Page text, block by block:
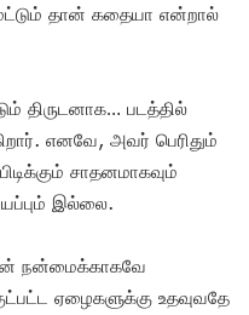
தான் கதையா என்றால்
திருடனாக… படத்தில்
எனவே, அவர் பெரிதும்
சாதனமாகவும்
இல்லை.
நன்மைக்காகவே
ஏழைகளுக்கு உதவுவதே